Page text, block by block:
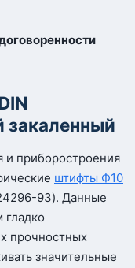
закаленный
и приборостроения
штифты Ф10
93). Данные
гладко
прочностных
значительные